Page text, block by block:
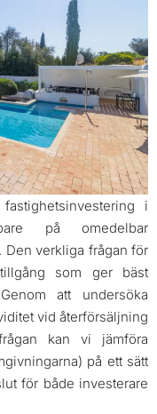
i
på omedelbar
verkliga frågan för
som ger bäst
att undersöka
vid återförsäljning
kan vi jämföra
på ett sätt
för både investerare